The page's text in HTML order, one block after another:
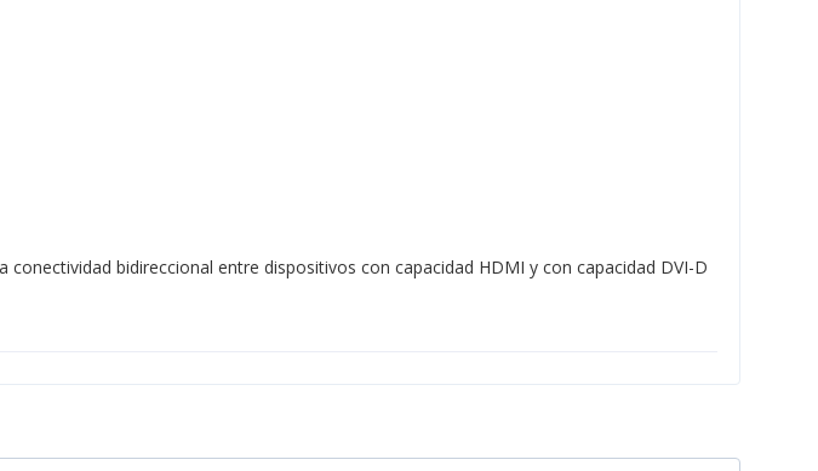
bidireccional entre dispositivos con capacidad HDMI y con capacidad DVI-D